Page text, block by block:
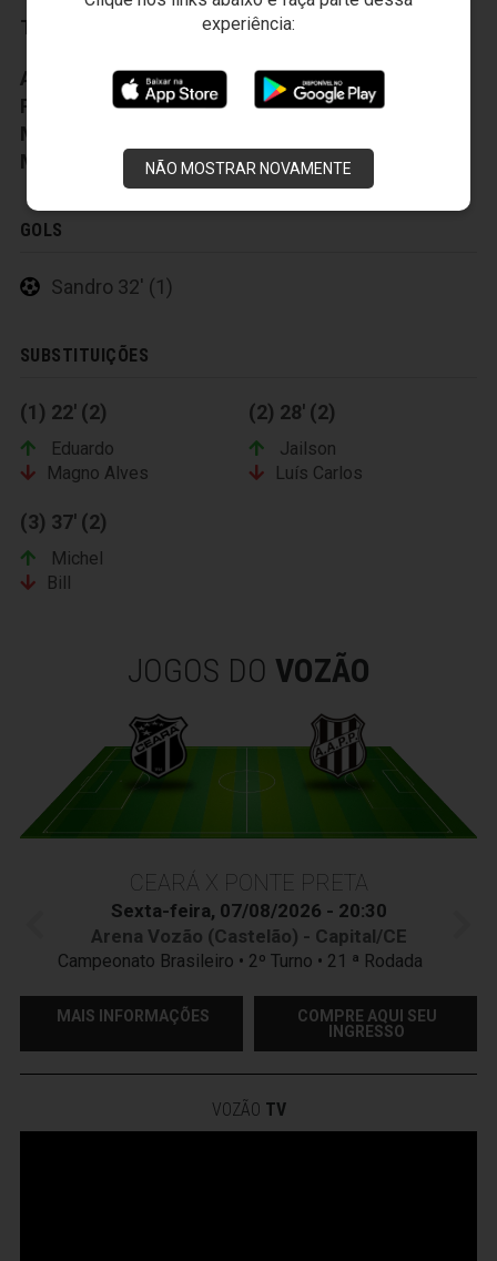
experiência:
NÃO MOSTRAR NOVAMENTE
Técnico: Sérgio Soares
Auxiliar Técnico:Denys Facincani
Preparador Fisico:Reverson Pimentel
Médico:
Massagista:
Anacleto Pires
GOLS
Sandro 32' (1)
SUBSTITUIÇÕES
(1) 22' (2)
Eduardo
Magno Alves
(2) 28' (2)
Jailson
Luís Carlos
(3) 37' (2)
Michel
Bill
JOGOS DO VOZÃO
CEARÁ X PONTE PRETA
Sexta-feira, 07/08/2026 - 20:30
Arena Vozão (Castelão) - Capital/CE
Campeonato Brasileiro • 2º Turno • 21 ª Rodada
MAIS INFORMAÇÕES
COMPRE AQUI SEU
INGRESSO
VOZÃO TV